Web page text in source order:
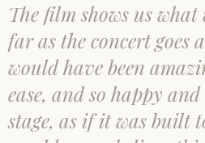
The film shows us what
far as the concert
would have been
ease, and so happy
stage, as if it was built